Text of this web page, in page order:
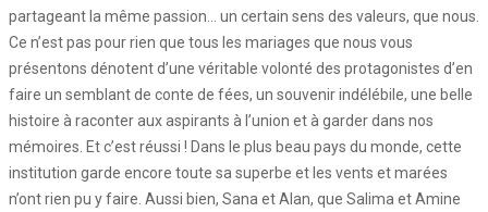
partageant la même passion… un certain sens des valeurs, que nous.
Ce n’est pas pour rien que tous les mariages que nous vous
présentons dénotent d’une véritable volonté des protagonistes d’en
faire un semblant de conte de fées, un souvenir indélébile, une belle
histoire à raconter aux aspirants à l’union et à garder dans nos
mémoires. Et c’est réussi ! Dans le plus beau pays du monde, cette
institution garde encore toute sa superbe et les vents et marées
n’ont rien pu y faire. Aussi bien, Sana et Alan, que Salima et Amine